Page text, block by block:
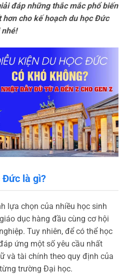
đáp những thắc mắc phổ biến
cho kế hoạch du học Đức
là gì?
lựa chọn của nhiều học sinh
dục hàng đầu cùng cơ hội
Tuy nhiên, để có thể học
ứng một số yêu cầu nhất
và tài chính theo quy định của
trường Đại học.